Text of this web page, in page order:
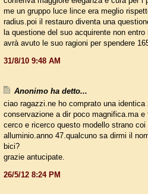
me un gruppo luce lince era meglio
radius.poi il restauro diventa una
la questione del suo acquirente non entro
avrà avuto le suo ragioni per spendere
31/8/10 9:48 AM
Anonimo ha detto...
ciao ragazzi.ne ho comprato una identica
conservazione a dir poco magnifica.ma
cerco e ricerco questo modello strano coi
alluminio.anno 47.qualcuno sa dirmi il
bici?
grazie antucipate.
26/5/12 8:24 PM